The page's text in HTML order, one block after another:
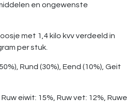
en ongewenste
met 1,4 kilo kvv verdeeld in
per stuk.
Rund (30%), Eend (10%), Geit
eiwit: 15%, Ruw vet: 12%, Ruwe